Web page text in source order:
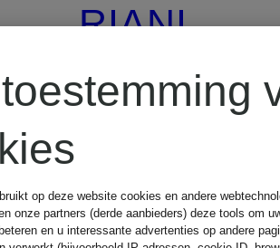
RIANI
Wikkeljurk
op deze website cookies en andere
onze partners (derde aanbieders) deze tools om
en u interessante advertenties op andere